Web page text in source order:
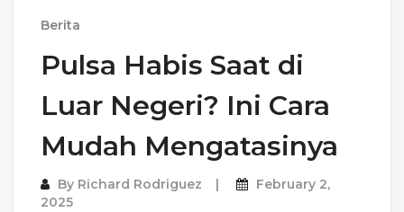
Berita
Pulsa Habis Saat di
Luar Negeri? Ini Cara
Mudah Mengatasinya
By Richard Rodriguez
February 2,
2025